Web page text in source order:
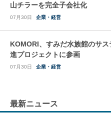
山チラーを完全子会社化
07月30日 企業・経営
KOMORI、すみだ水族館のサ
進プロジェクトに参画
07月30日 企業・経営
最新ニュース